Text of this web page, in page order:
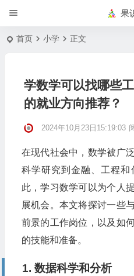
果
首页 小学 正文
学数学可以找哪些
的就业方向推荐？
2024年10月23日15:19:03
在现代社会中，数学被广
科学研究到金融、工程和
此，学习数学可以为个人
展机会。本文将探讨一些
前景的工作岗位，以及如
的技能和准备。
1. 数据科学和分析